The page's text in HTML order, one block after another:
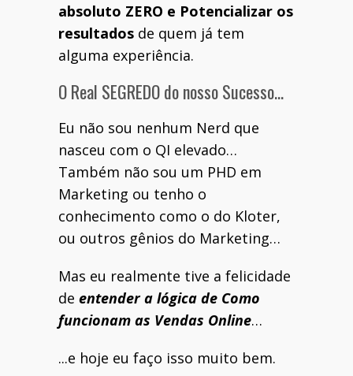
absoluto ZERO e Potencializar os
resultados de quem já tem
alguma experiência.
O Real SEGREDO do nosso Sucesso…
Eu não sou nenhum Nerd que
nasceu com o QI elevado…
Também não sou um PHD em
Marketing ou tenho o
conhecimento como o do Kloter,
ou outros gênios do Marketing…
Mas eu realmente tive a felicidade
de entender a lógica de Como
funcionam as Vendas Online…
...e hoje eu faço isso muito bem.